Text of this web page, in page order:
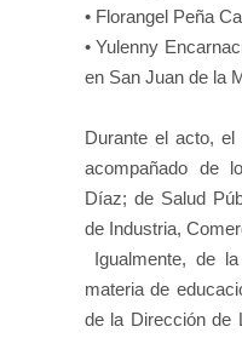
• Florangel Peña
• Yulenny
en San Juan de la
Durante el acto, el
acompañado de
Díaz; de Salud
de Industria,
Igualmente, de
materia de
de la Dirección de